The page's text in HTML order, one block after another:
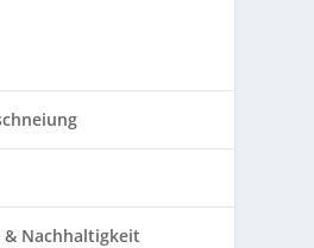
Nachhaltigkeit